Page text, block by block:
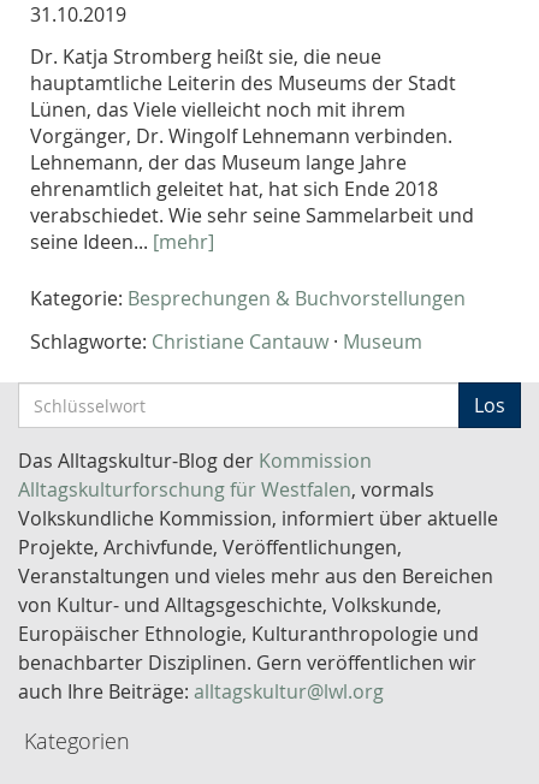
31.10.2019
Dr. Katja Stromberg heißt sie, die neue
hauptamtliche Leiterin des Museums der Stadt
Lünen, das Viele vielleicht noch mit ihrem
Vorgänger, Dr. Wingolf Lehnemann verbinden.
Lehnemann, der das Museum lange Jahre
ehrenamtlich geleitet hat, hat sich Ende 2018
verabschiedet. Wie sehr seine Sammelarbeit und
seine Ideen... [mehr]
Kategorie: Besprechungen & Buchvorstellungen
Schlagworte: Christiane Cantauw · Museum
c
h
l
ü
s
s
e
l
w
o
Los
Das Alltagskultur-Blog der Kommission
Alltagskulturforschung für Westfalen, vormals
Volkskundliche Kommission, informiert über aktuelle
Projekte, Archivfunde, Veröffentlichungen,
Veranstaltungen und vieles mehr aus den Bereichen
von Kultur- und Alltagsgeschichte, Volkskunde,
Europäischer Ethnologie, Kulturanthropologie und
benachbarter Disziplinen. Gern veröffentlichen wir
auch Ihre Beiträge: alltagskultur@lwl.org
Kategorien